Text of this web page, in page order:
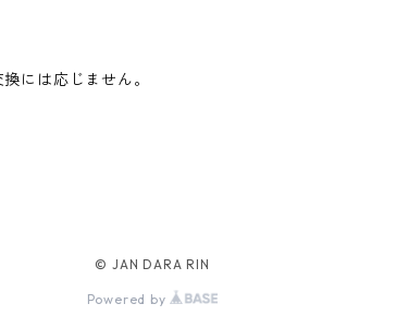
には応じません。
© JAN DARA RIN
Powered by